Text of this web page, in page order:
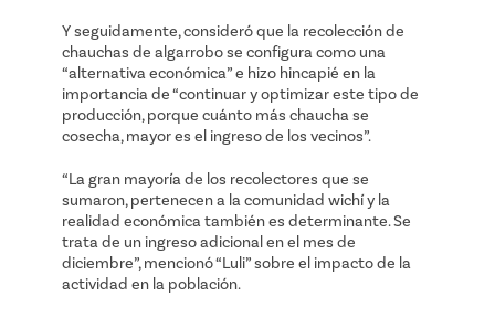
Y seguidamente, consideró que la recolección de
chauchas de algarrobo se configura como una
“alternativa económica” e hizo hincapié en la
importancia de “continuar y optimizar este tipo de
producción, porque cuánto más chaucha se
cosecha, mayor es el ingreso de los vecinos”.
“La gran mayoría de los recolectores que se
sumaron, pertenecen a la comunidad wichí y la
realidad económica también es determinante. Se
trata de un ingreso adicional en el mes de
diciembre”, mencionó “Luli” sobre el impacto de la
actividad en la población.